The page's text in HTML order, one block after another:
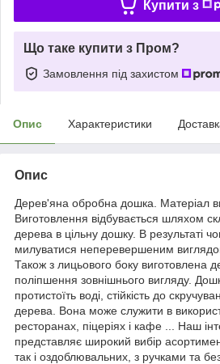
Купити з
Що таке купити з Пром?
Замовлення під захистом
Опис Характеристики
Опис
Дерев'яна обробна дошка. Матеріал
Виготовлення відбувається шляхом
дерева в цільну дошку. В результаті
милуватися неперевершеним
Також з лицьового боку виготовлена
поліпшення зовнішнього вигляду.
протистоїть воді, стійкість до
дерева. Вона може служити в
ресторанах, піцеріях і кафе ... Наш
представляє широкий вибір
так і оздоблювальних, з ручками та